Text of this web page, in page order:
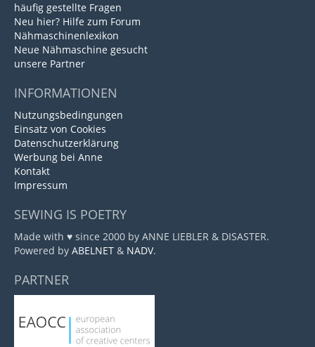
häufig gestellte Fragen
Neu hier? Hilfe zum Forum
Nähmaschinenlexikon
Neue Nähmaschine gesucht
unsere Partner
INFORMATIONEN
Nutzungsbedingungen
Einsatz von Cookies
Datenschutzerklärung
Werbung bei Anne
Kontakt
Impressum
SEWING IS POETRY
Made with ♥ since 2000 by ANNE LIEBLER & DISASTER.
Powered by ABELNET & NADV.
PARTNER